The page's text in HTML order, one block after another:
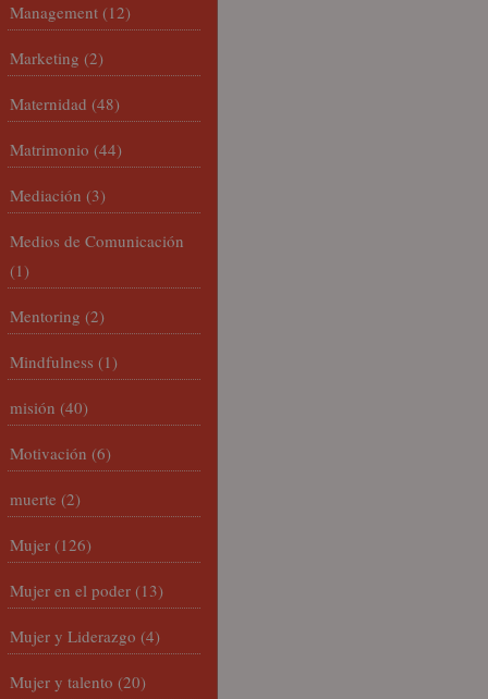
Management (12)
Marketing (2)
Maternidad (48)
Matrimonio (44)
Mediación (3)
Medios de Comunicación
(1)
Mentoring (2)
Mindfulness (1)
misión (40)
Motivación (6)
muerte (2)
Mujer (126)
Mujer en el poder (13)
Mujer y Liderazgo (4)
Mujer y talento (20)